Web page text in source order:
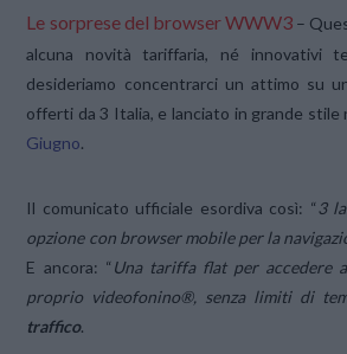
Le sorprese del browser WWW3 –
alcuna novità tariffaria, né innovativi
desideriamo concentrarci un attimo su
offerti da 3 Italia, e lanciato in grande stile
Giugno.
Il comunicato ufficiale esordiva così: “3
opzione con browser mobile per la
E ancora: “ Una tariffa flat per accedere
proprio videofonino®, senza limiti di
traffico.